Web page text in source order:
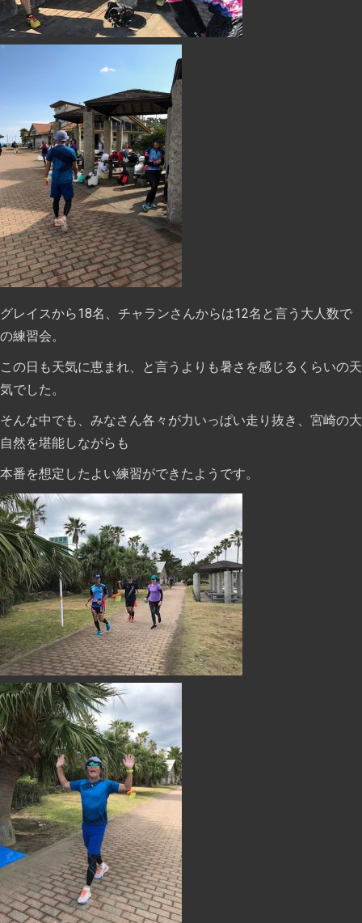
グレイスから18名、チャランさんからは12名と言う大人数で
の練習会。
この日も天気に恵まれ、と言うよりも暑さを感じるくらいの天
気でした。
そんな中でも、みなさん各々が力いっぱい走り抜き、宮崎の大
自然を堪能しながらも
本番を想定したよい練習ができたようです。